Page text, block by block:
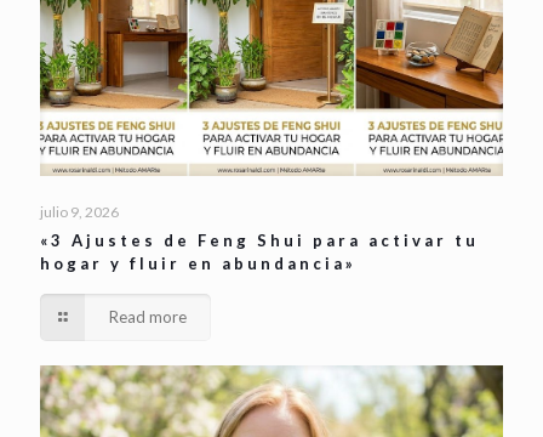
julio 9, 2026
«3 Ajustes de Feng Shui para activar tu
hogar y fluir en abundancia»
Read more